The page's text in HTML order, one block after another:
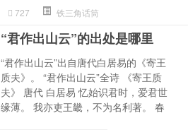
727 铁三角话筒
“君作出山云”的出处是哪里
“君作出山云”出自唐代白居易的《寄王
质夫》。 “君作出山云”全诗 《寄王质
夫》 唐代 白居易 忆始识君时，爱君世
缘薄。 我亦吏王畿，不为名利著。 春